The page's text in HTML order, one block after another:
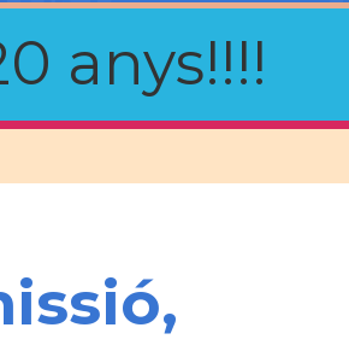
anys!!!!